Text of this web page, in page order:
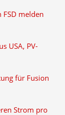
melden
USA, PV-
für Fusion
Strom pro